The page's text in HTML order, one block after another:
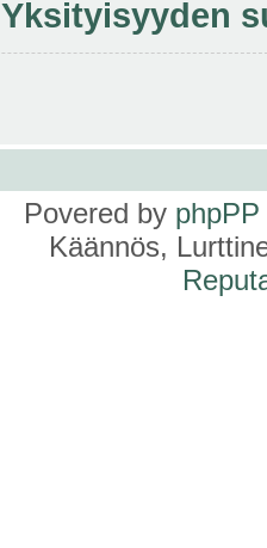
Yksityisyyden
Povered by phpPP
Käännös,